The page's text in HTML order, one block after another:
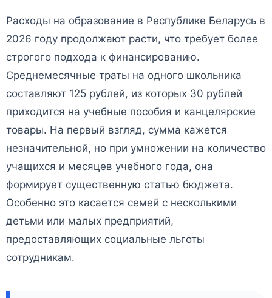
Расходы на образование в Республике Беларусь в
2026 году продолжают расти, что требует более
строгого подхода к финансированию.
Среднемесячные траты на одного школьника
составляют 125 рублей, из которых 30 рублей
приходится на учебные пособия и канцелярские
товары. На первый взгляд, сумма кажется
незначительной, но при умножении на количество
учащихся и месяцев учебного года, она
формирует существенную статью бюджета.
Особенно это касается семей с несколькими
детьми или малых предприятий,
предоставляющих социальные льготы
сотрудникам.